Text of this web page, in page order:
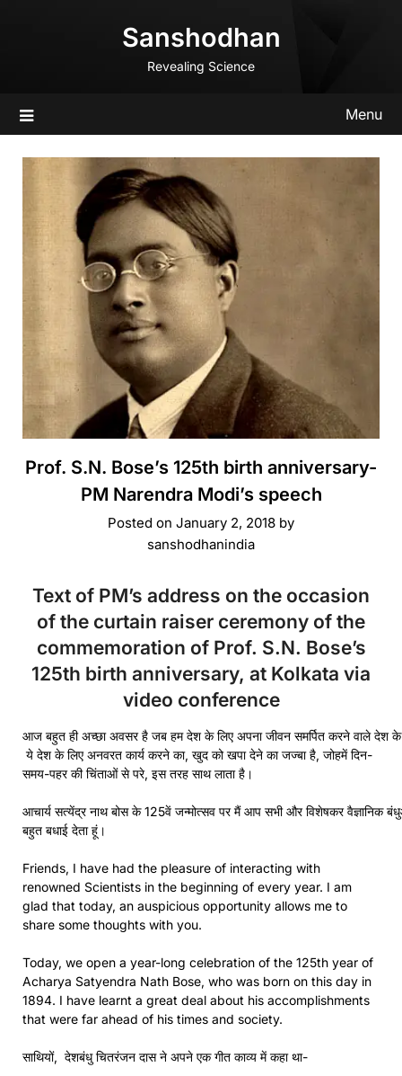
Sanshodhan
Revealing Science
Menu
Prof. S.N. Bose’s 125th birth anniversary-
PM Narendra Modi’s speech
Posted on January 2, 2018 by
sanshodhanindia
Text of PM’s address on the occasion
of the curtain raiser ceremony of the
commemoration of Prof. S.N. Bose’s
125th birth anniversary, at Kolkata via
video conference
आज बहुत ही अच्छा अवसर है जब हम देश के लिए अपना जीवन समर्पित करने वाले देश
ये देश के लिए अनवरत कार्य करने का, खुद को खपा देने का जज्बा है, जोहमें दिन-
समय-पहर की चिंताओं से परे, इस तरह साथ लाता है।
आचार्य सत्येंद्र नाथ बोस के 125वें जन्मोत्सव पर मैं आप सभी और विशेषकर वैज्ञानिक
बहुत बधाई देता हूं।
Friends, I have had the pleasure of interacting with
renowned Scientists in the beginning of every year. I am
glad that today, an auspicious opportunity allows me to
share some thoughts with you.
Today, we open a year-long celebration of the 125th year of
Acharya Satyendra Nath Bose, who was born on this day in
1894. I have learnt a great deal about his accomplishments
that were far ahead of his times and society.
साथियों, देशबंधु चितरंजन दास ने अपने एक गीत काव्य में कहा था-